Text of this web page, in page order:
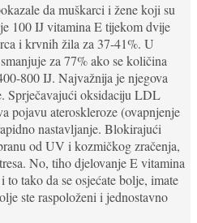
da muškarci i žene koji su
100 IJ vitamina E tijekom dvije
i krvnih žila za 37-41%. U
za 77% ako se količina
800 IJ. Najvažnija je njegova
Sprječavajući oksidaciju LDL
pojavu ateroskleroze (ovapnjenje
nastavljanje. Blokirajući
od UV i kozmičkog zračenja,
No, tiho djelovanje E vitamina
to tako da se osjećate bolje, imate
ste raspoloženi i jednostavno